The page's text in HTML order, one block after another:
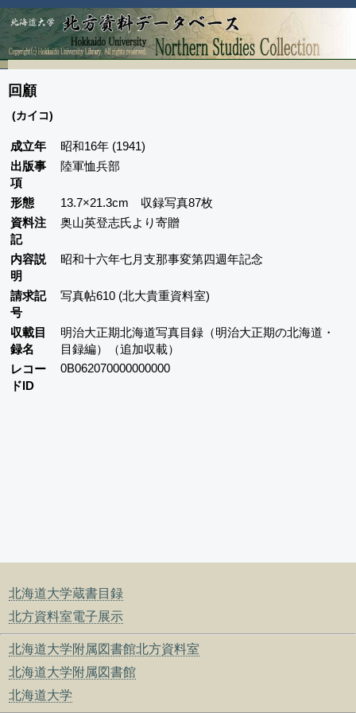
北海道大学蔵書目録
北方資料室電子展示
北海道大学附属図書館北方資料室
北海道大学附属図書館
北海道大学
回顧
(カイコ)
成立年
昭和16年 (1941)
出版事
項
陸軍恤兵部
形態
13.7×21.3cm 収録写真87枚
資料注
記
奥山英登志氏より寄贈
内容説
明
昭和十六年七月支那事変第四週年記念
請求記
号
写真帖610 (北大貴重資料室)
収載目
録名
明治大正期北海道写真目録（明治大正期の北海道・
目録編）（追加収載）
レコー
ドID
0B062070000000000